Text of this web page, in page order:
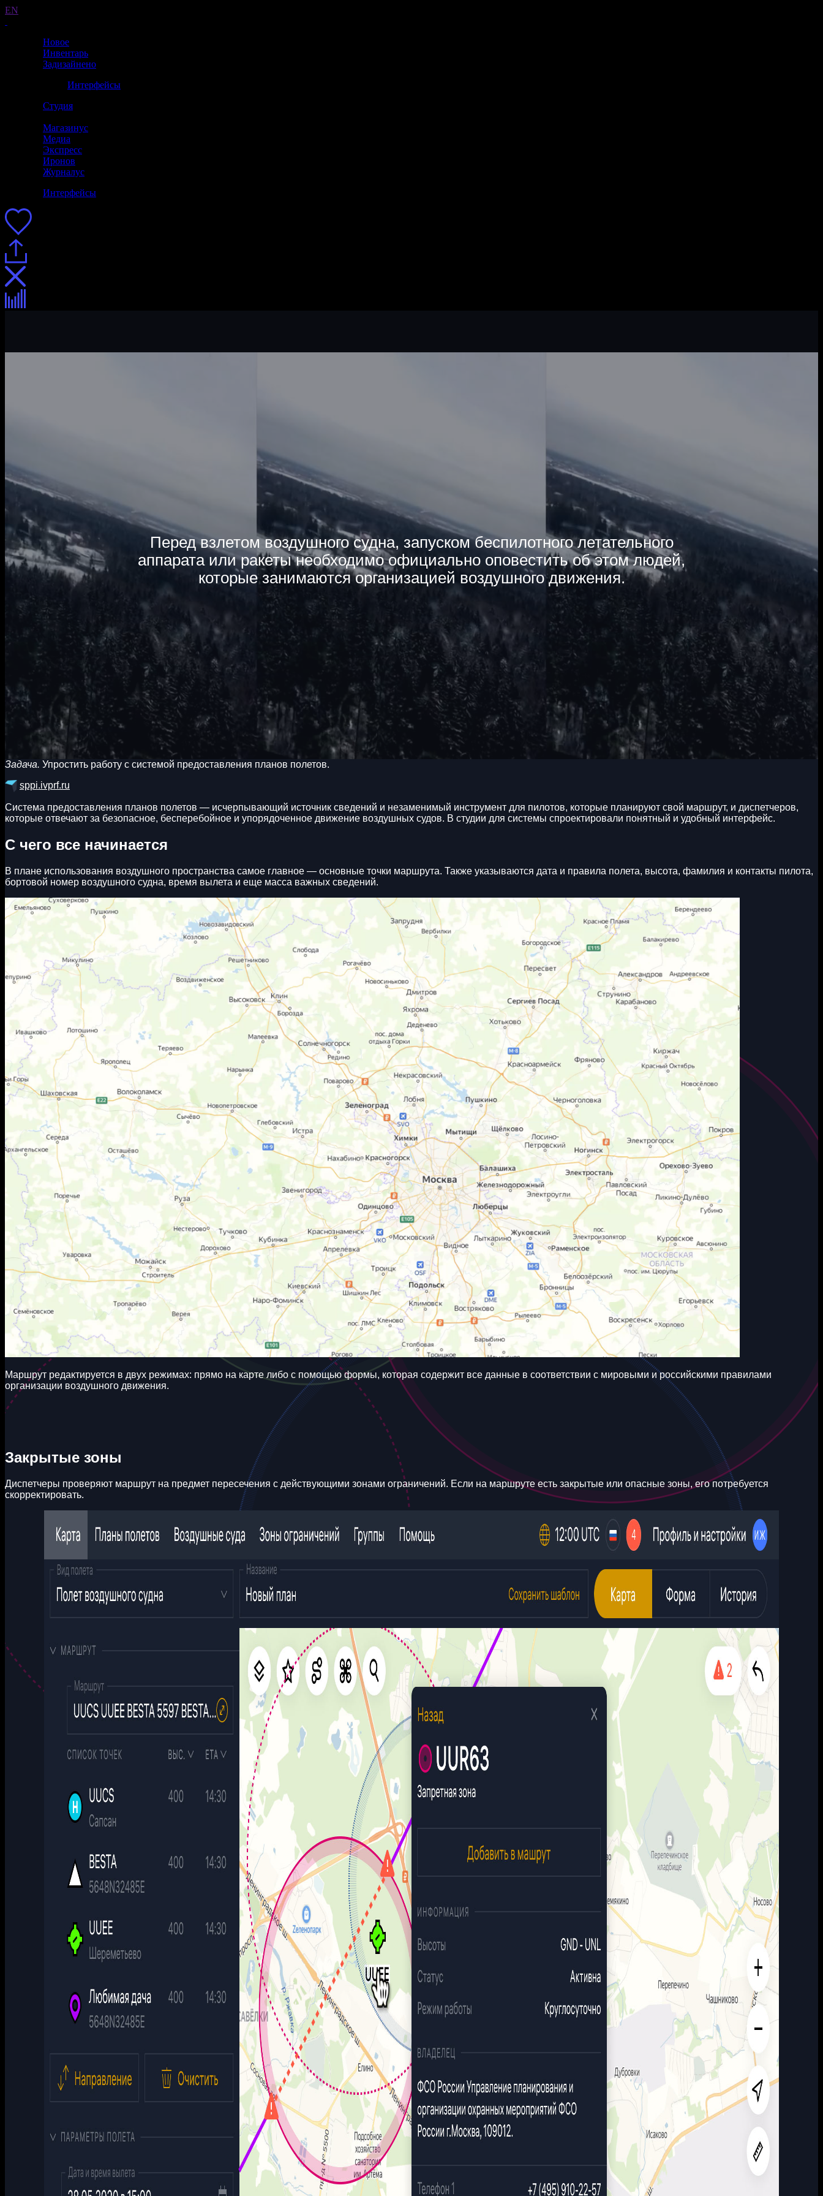
EN
Новое
Инвентарь
Задизайнено
Интерфейсы
Студия
Магазинус
Медиа
Экспресс
Иронов
Журналус
Интерфейсы
Перед взлетом воздушного судна, запуском беспилотного летательного
аппарата или ракеты необходимо официально оповестить об этом людей,
которые занимаются организацией воздушного движения.
Задача. Упростить работу с системой предоставления планов полетов.
sppi.ivprf.ru
Система предоставления планов полетов — исчерпывающий источник сведений и незаменимый инструмент для пилотов, которые планируют свой маршрут, и диспетчеров,
которые отвечают за безопасное, бесперебойное и упорядоченное движение воздушных судов. В студии для системы спроектировали понятный и удобный интерфейс.
С чего все начинается
В плане использования воздушного пространства самое главное — основные точки маршрута. Также указываются дата и правила полета, высота, фамилия и контакты пилота,
бортовой номер воздушного судна, время вылета и еще масса важных сведений.
Маршрут редактируется в двух режимах: прямо на карте либо с помощью формы, которая содержит все данные в соответствии с мировыми и российскими правилами
организации воздушного движения.
Закрытые зоны
Диспетчеры проверяют маршрут на предмет пересечения с действующими зонами ограничений. Если на маршруте есть закрытые или опасные зоны, его потребуется
скорректировать.